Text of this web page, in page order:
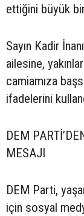
ettiğini büyük
Sayın Kadir
ailesine,
camiamıza
ifadelerini
DEM
MESAJI
DEM Parti,
için sosyal